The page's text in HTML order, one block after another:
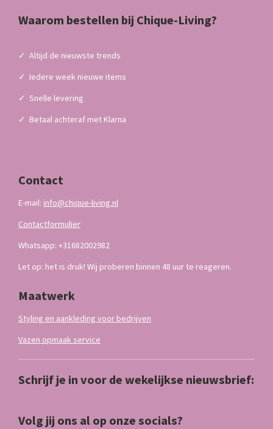
Waarom bestellen bij Chique-Living?
✓ Altijd de nieuwste trends
✓ Iedere week nieuwe items
✓ Snelle levering
✓ Betaal achteraf met Klarna
Contact
E-mail: info@chique-living.nl
Contactformulier
Whatsapp: +31682002982
Let op: het is druk! Wij proberen binnen 48 uur te reageren.
Maatwerk
Styling en aankleding voor bedrijven
Vazen opmaak service
Schrijf je in voor de wekelijkse nieuwsbrief:
Volg jij ons al op onze socials?